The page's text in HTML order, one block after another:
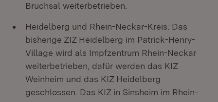
Bruchsal weiterbetrieben.
Heidelberg und Rhein-Neckar-Kreis: Das
bisherige ZIZ Heidelberg im Patrick-Henry-
Village wird als Impfzentrum Rhein-Neckar
weiterbetrieben, dafür werden das KIZ
Weinheim und das KIZ Heidelberg
geschlossen. Das KIZ in Sinsheim im Rhein-